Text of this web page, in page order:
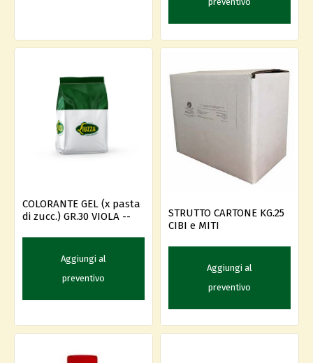
COLORANTE GEL (x pasta
di zucc.) GR.30 VIOLA --
Aggiungi al
preventivo
STRUTTO CARTONE KG.25
CIBI e MITI
Aggiungi al
preventivo